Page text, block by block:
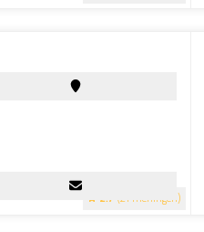
2.7 (21 meningen)